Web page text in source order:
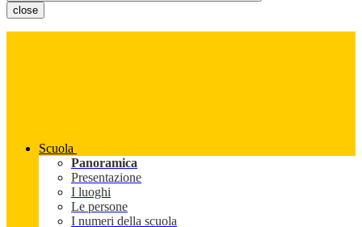
close
Scuola
Panoramica
Presentazione
I luoghi
Le persone
I numeri della scuola